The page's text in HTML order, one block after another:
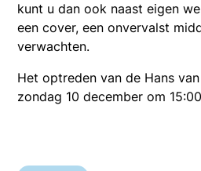
kunt u dan ook naast eigen
een cover, een onvervalst
verwachten.
Het optreden van de Hans
zondag 10 december om